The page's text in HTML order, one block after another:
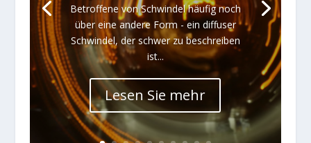
Betroffene von Schwindel häufig noch
über eine andere Form - ein diffuser
Schwindel, der schwer zu beschreiben
ist...
Lesen Sie mehr